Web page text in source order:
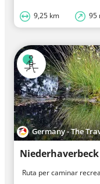
9,25 km 95
Germany - The
Ruta per caminar